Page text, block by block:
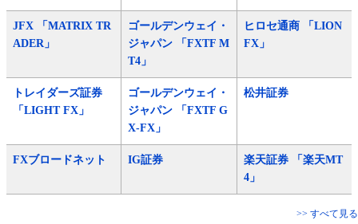
JFX 「MATRIX TR
ADER」
ゴールデンウェイ・
ジャパン 「FXTF M
T4」
ヒロセ通商 「LION
FX」
トレイダーズ証券
「LIGHT FX」
ゴールデンウェイ・
ジャパン 「FXTF G
X-FX」
松井証券
FXブロードネット IG証券
楽天証券 「楽天MT
4」
>> すべて見る